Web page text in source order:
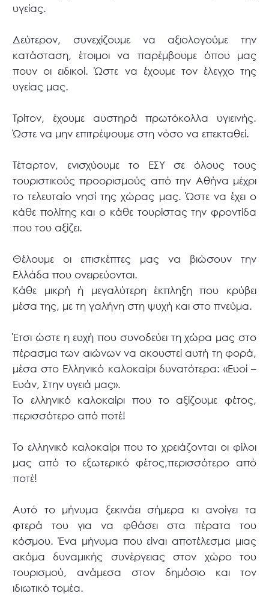
υγείας.
Δεύτερον, συνεχίζουμε να αξιολογούμε την
κατάσταση, έτοιμοι να παρέμβουμε όπου μας
πουν οι ειδικοί. Ώστε να έχουμε τον έλεγχο της
υγείας μας.
Τρίτον, έχουμε αυστηρά πρωτόκολλα υγιεινής.
Ώστε να μην επιτρέψουμε στη νόσο να επεκταθεί.
Τέταρτον, ενισχύουμε το ΕΣΥ σε όλους τους
τουριστικούς προορισμούς από την Αθήνα μέχρι
το τελευταίο νησί της χώρας μας. Ώστε να έχει ο
κάθε πολίτης και ο κάθε τουρίστας την φροντίδα
που του αξίζει.
Θέλουμε οι επισκέπτες μας να βιώσουν την
Ελλάδα που ονειρεύονται.
Κάθε μικρή ή μεγαλύτερη έκπληξη που κρύβει
μέσα της, με τη γαλήνη στη ψυχή και στο πνεύμα.
Έτσι ώστε η ευχή που συνοδεύει τη χώρα μας στο
πέρασμα των αιώνων να ακουστεί αυτή τη φορά,
μέσα στο Ελληνικό καλοκαίρι δυνατότερα: «Ευοί –
Ευάν, Στην υγειά μας».
Το ελληνικό καλοκαίρι που το αξίζουμε φέτος,
περισσότερο από ποτέ!
Το ελληνικό καλοκαίρι που το χρειάζονται οι φίλοι
μας από το εξωτερικό φέτος,περισσότερο από
ποτέ!
Αυτό το μήνυμα ξεκινάει σήμερα κι ανοίγει τα
φτερά του για να φθάσει στα πέρατα του
κόσμου. Ένα μήνυμα που είναι αποτέλεσμα μιας
ακόμα δυναμικής συνέργειας στον χώρο του
τουρισμού, ανάμεσα στον δημόσιο και τον
ιδιωτικό τομέα.